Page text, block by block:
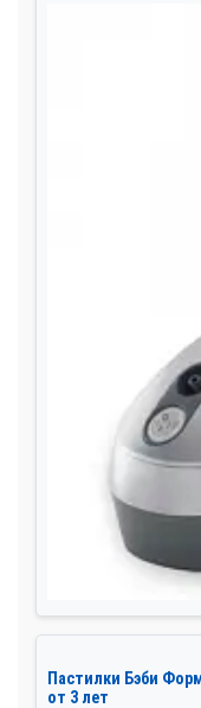
Пастилки Бэби
от 3 лет